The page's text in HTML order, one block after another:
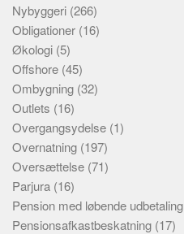
Nybyggeri (266)
Obligationer (16)
Økologi (5)
Offshore (45)
Ombygning (32)
Outlets (16)
Overgangsydelse (1)
Overnatning (197)
Oversættelse (71)
Parjura (16)
Pension med løbende udbetaling
Pensionsafkastbeskatning (17)